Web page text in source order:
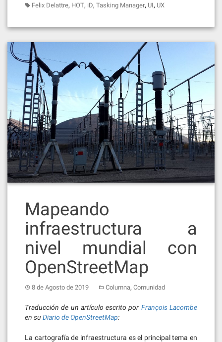
Felix Delattre, HOT, iD, Tasking Manager, UI, UX
Mapeando
infraestructura a
nivel mundial con
OpenStreetMap
8 de Agosto de 2019 Columna, Comunidad
Traducción de un artículo escrito por François Lacombe
en su Diario de OpenStreetMap:
La cartografía de infraestructura es el principal tema en